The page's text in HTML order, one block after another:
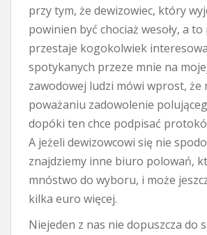
przy tym, że dewizowiec, który
powinien być chociaż wesoły, a
przestaje kogokolwiek
spotykanych przeze mnie na
zawodowej ludzi mówi wprost, że
poważaniu zadowolenie
dopóki ten chce podpisać
A jeżeli dewizowcowi się nie
znajdziemy inne biuro polowań,
mnóstwo do wyboru, i może
kilka euro więcej.
Niejeden z nas nie dopuszcza do